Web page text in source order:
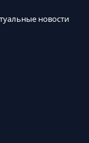
новости